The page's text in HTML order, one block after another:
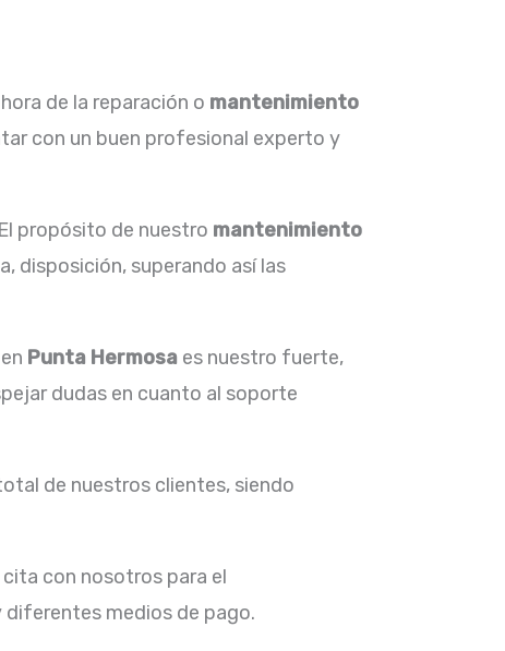
de la reparación o mantenimiento
con un buen profesional experto y
propósito de nuestro mantenimiento
disposición, superando así las
en Punta Hermosa es nuestro fuerte,
dudas en cuanto al soporte
de nuestros clientes, siendo
con nosotros para el
medios de pago.